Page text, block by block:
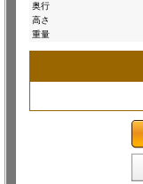
奥行
高さ
重量